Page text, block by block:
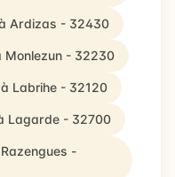
Ardizas - 32430
Monlezun - 32230
Labrihe - 32120
Lagarde - 32700
-